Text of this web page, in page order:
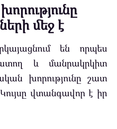
մեջ է
են որպես
և մանրակրկիտ
խորությունը շատ
վտանգավոր է իր